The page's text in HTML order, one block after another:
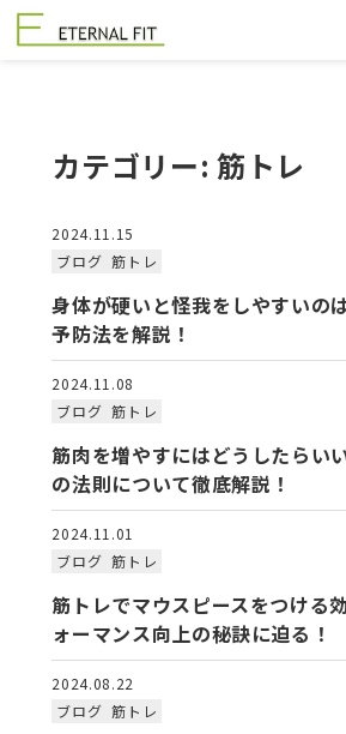
カテゴリー: 筋トレ
2024.11.15
ブログ 筋トレ
身体が硬いと怪我をしやすいの
予防法を解説！
2024.11.08
ブログ 筋トレ
筋肉を増やすにはどうしたらい
の法則について徹底解説！
2024.11.01
ブログ 筋トレ
筋トレでマウスピースをつける
ォーマンス向上の秘訣に迫る！
2024.08.22
ブログ 筋トレ